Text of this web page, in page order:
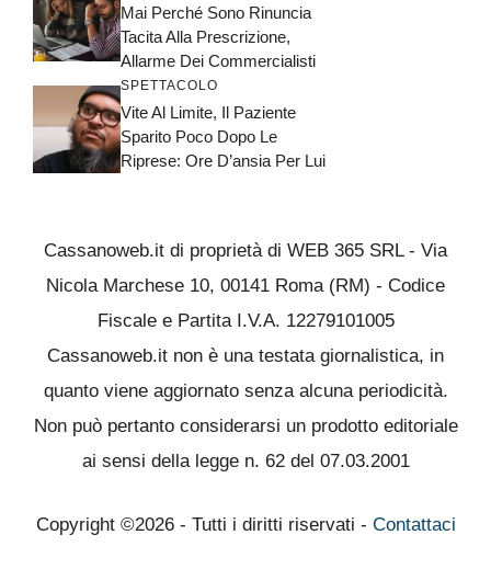
Mai Perché Sono Rinuncia
Tacita Alla Prescrizione,
Allarme Dei Commercialisti
SPETTACOLO
Vite Al Limite, Il Paziente
Sparito Poco Dopo Le
Riprese: Ore D’ansia Per Lui
Cassanoweb.it di proprietà di WEB 365 SRL - Via
Nicola Marchese 10, 00141 Roma (RM) - Codice
Fiscale e Partita I.V.A. 12279101005
Cassanoweb.it non è una testata giornalistica, in
quanto viene aggiornato senza alcuna periodicità.
Non può pertanto considerarsi un prodotto editoriale
ai sensi della legge n. 62 del 07.03.2001
Copyright ©2026 - Tutti i diritti riservati - Contattaci